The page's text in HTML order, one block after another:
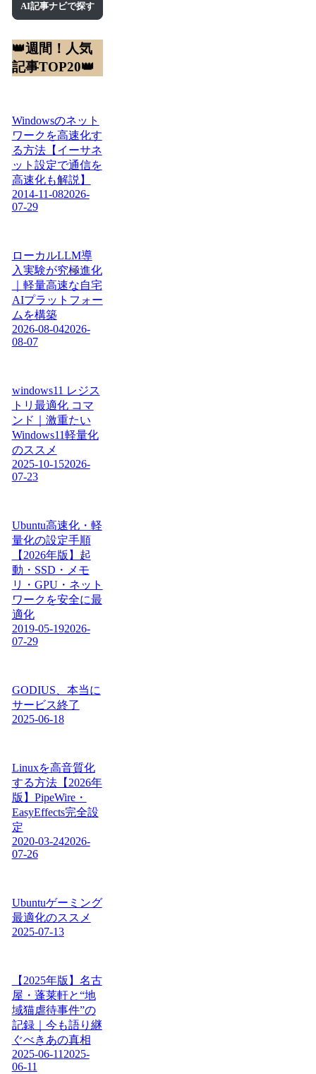
AI記事ナビで探す
👑週間！人気
記事TOP20👑
Windowsのネット
ワークを高速化す
る方法【イーサネ
ット設定で通信を
高速化も解説】
2014-11-082026-
07-29
ローカルLLM導
入実験が究極進化
｜軽量高速な自宅
AIプラットフォー
ムを構築
2026-08-042026-
08-07
windows11 レジス
トリ最適化 コマ
ンド｜激重たい
Windows11軽量化
のススメ
2025-10-152026-
07-23
Ubuntu高速化・軽
量化の設定手順
【2026年版】起
動・SSD・メモ
リ・GPU・ネット
ワークを安全に最
適化
2019-05-192026-
07-29
GODIUS、本当に
サービス終了
2025-06-18
Linuxを高音質化
する方法【2026年
版】PipeWire・
EasyEffects完全設
定
2020-03-242026-
07-26
Ubuntuゲーミング
最適化のススメ
2025-07-13
【2025年版】名古
屋・蓬莱軒と“地
域猫虐待事件”の
記録｜今も語り継
ぐべきあの真相
2025-06-11 2025-
06-11